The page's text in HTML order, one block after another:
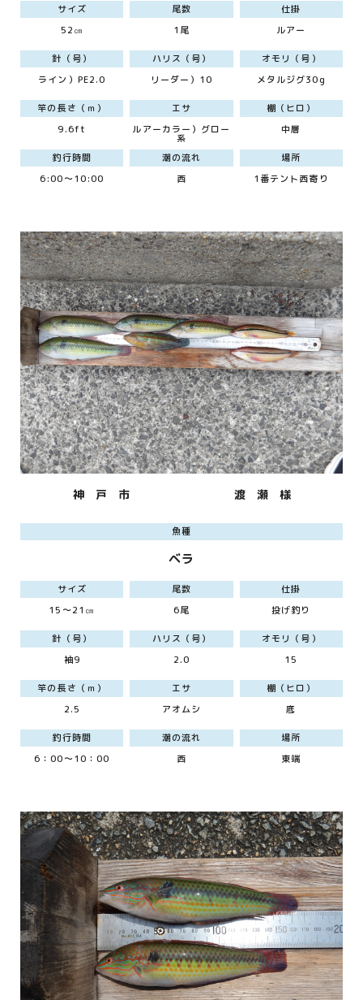
サイズ
52㎝
尾数
1尾
仕掛
ルアー
針（号）
ライン）PE2.0
ハリス（号）
リーダー）10
オモリ（号）
メタルジグ30g
竿の長さ（ｍ）
9.6ft
エサ
ルアーカラー）グロー
系
棚（ヒロ）
中層
釣行時間
6:00～10:00
潮の流れ
西
場所
1番テント西寄り
神 戸 市 渡 瀬 様
魚種
ベラ
サイズ
15～21㎝
尾数
6尾
仕掛
投げ釣り
針（号）
袖9
ハリス（号）
2.0
オモリ（号）
15
竿の長さ（ｍ）
2.5
エサ
アオムシ
棚（ヒロ）
底
釣行時間
6：00～10：00
潮の流れ
西
場所
東端